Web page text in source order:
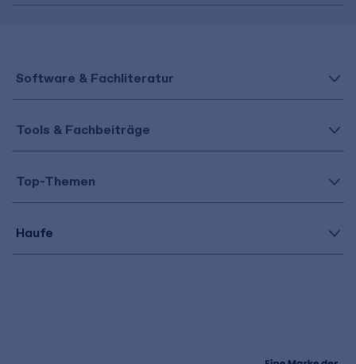
Software & Fachliteratur
Tools & Fachbeiträge
Top-Themen
Haufe